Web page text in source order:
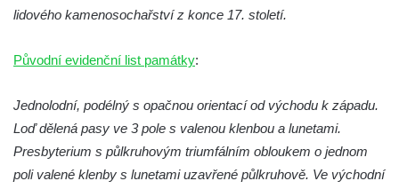
svázán a ze zahrady vyhnán
Jidášovo
Křížová cesta Římov – VI. kaple – Olivetská
hora (Getsemanská zahrada)
Křížová cesta Římov – V. kaple – Smutná
lidového kamenosochařství z konce 17. století.
Původní evidenční list památky:
Jednolodní, podélný s opačnou orientací od východu k západu.
Loď dělená pasy ve 3 pole s valenou klenbou a lunetami.
Presbyterium s půlkruhovým triumfálním obloukem o jednom
poli valené klenby s lunetami uzavřené půlkruhově. Ve východní